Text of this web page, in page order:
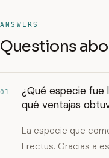
ANSWERS
Questions
01
¿Qué especie fue
qué ventajas
La especie que
Erectus. Gracias a